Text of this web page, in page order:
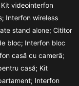
Kit videointerfon
Interfon wireless
stand alone; Cititor
bloc; Interfon bloc
casă cu cameră;
casă; Kit
Interfon